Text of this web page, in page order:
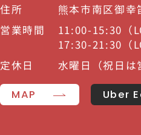
住所
熊本市南区御
営業時間
11:00-15:30（
17:30-21:30（
定休日
水曜日（祝日は
MAP Uber